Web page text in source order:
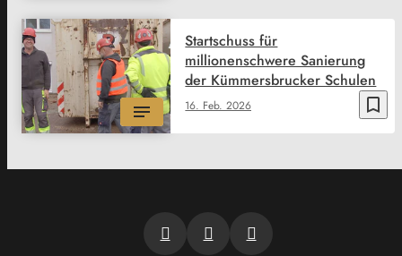
bookmark_border
16. Feb. 2026
Startschuss für
millionenschwere Sanierung
der Kümmersbrucker Schulen